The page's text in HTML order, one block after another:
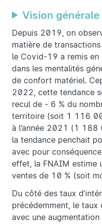
Vision
Depuis 2019, on
matière de
le Covid-19 a remis en
dans les mentalités
de confort matériel.
2022, cette tendance
recul de - 6 % du
territoire (soit 1 116
à l’année 2021 (1
la tendance penchait
avec pour
effet, la FNAIM estime
ventes de 10 % (soit
Du côté des taux
précédemment, le taux
avec une